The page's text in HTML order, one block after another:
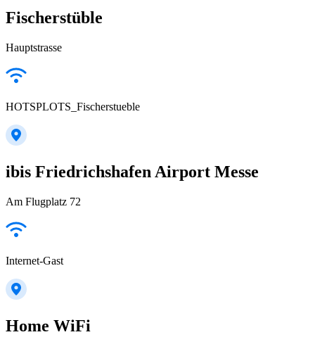
Fischerstüble
Hauptstrasse
HOTSPLOTS_Fischerstueble
ibis Friedrichshafen Airport Messe
Am Flugplatz 72
Internet-Gast
Home WiFi